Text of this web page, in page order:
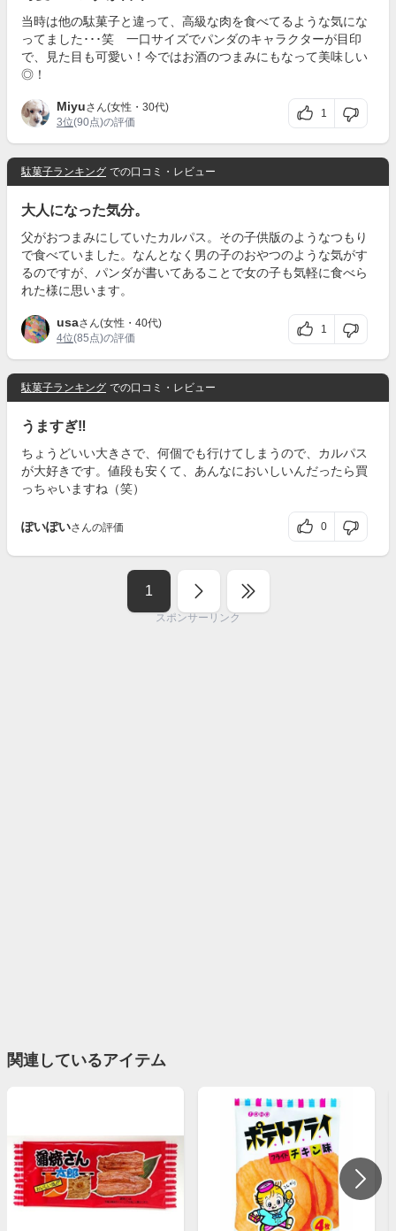
当時は他の駄菓子と違って、高級な肉を食べてるような気にな
ってました･･･笑 一口サイズでパンダのキャラクターが目印
で、見た目も可愛い！今ではお酒のつまみにもなって美味しい
◎！
Miyuさん(女性・30代)
3位(90点)の評価
1
駄菓子ランキング での口コミ・レビュー
大人になった気分。
父がおつまみにしていたカルパス。その子供版のようなつもり
で食べていました。なんとなく男の子のおやつのような気がす
るのですが、パンダが書いてあることで女の子も気軽に食べら
れた様に思います。
usaさん(女性・40代)
4位(85点)の評価
1
駄菓子ランキング での口コミ・レビュー
うますぎ‼
ちょうどいい大きさで、何個でも行けてしまうので、カルパス
が大好きです。値段も安くて、あんなにおいしいんだったら買
っちゃいますね（笑）
ぽいぽいさんの評価 0
1
スポンサーリンク
関連しているアイテム